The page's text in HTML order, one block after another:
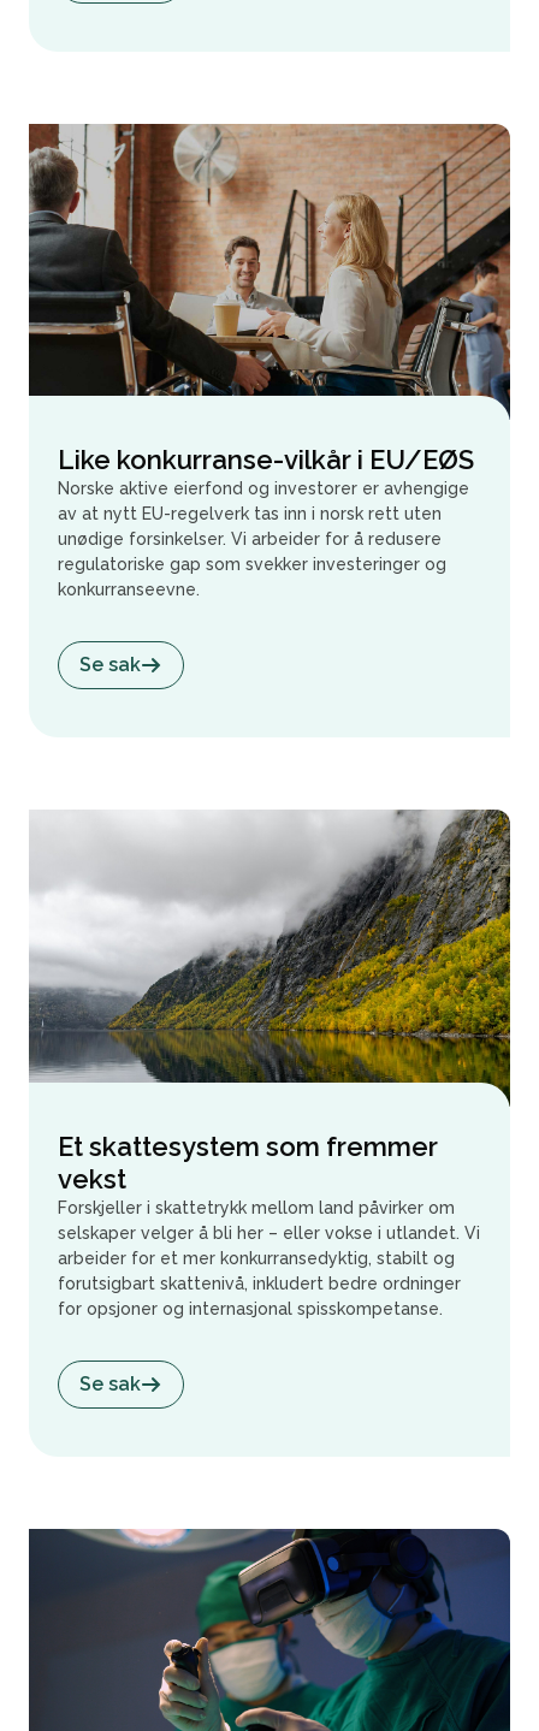
Like konkurranse-vilkår i EU/EØS
Norske aktive eierfond og investorer er avhengige
av at nytt EU-regelverk tas inn i norsk rett uten
unødige forsinkelser. Vi arbeider for å redusere
regulatoriske gap som svekker investeringer og
konkurranseevne.
Se sak
Et skattesystem som fremmer
vekst
Forskjeller i skattetrykk mellom land påvirker om
selskaper velger å bli her – eller vokse i utlandet. Vi
arbeider for et mer konkurransedyktig, stabilt og
forutsigbart skattenivå, inkludert bedre ordninger
for opsjoner og internasjonal spisskompetanse.
Se sak